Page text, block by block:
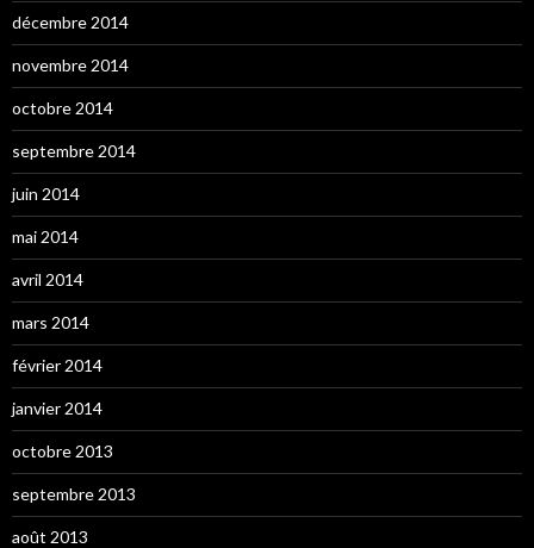
décembre 2014
novembre 2014
octobre 2014
septembre 2014
juin 2014
mai 2014
avril 2014
mars 2014
février 2014
janvier 2014
octobre 2013
septembre 2013
août 2013